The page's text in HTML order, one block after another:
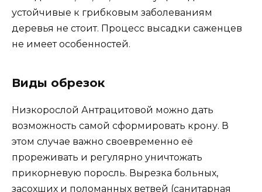
устойчивые к грибковым заболеваниям
деревья не стоит. Процесс высадки саженцев
не имеет особенностей.
Виды обрезок
Низкорослой Антрацитовой можно дать
возможность самой сформировать крону. В
этом случае важно своевременно её
прореживать и регулярно уничтожать
прикорневую поросль. Вырезка больных,
засохших и поломанных ветвей (санитарная